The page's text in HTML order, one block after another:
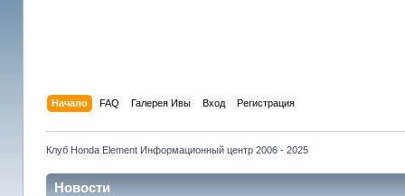
Начало FAQ Галерея Ивы Вход Регистрация
Клуб Honda Element Информационный центр 2006 - 2025
Новости